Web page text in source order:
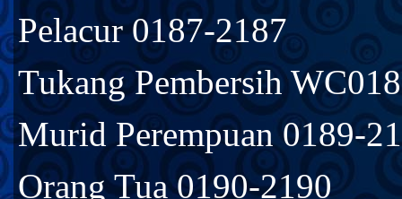
Pelacur 0187-2187
Tukang Pembersih
Murid Perempuan 0189-
Orang Tua 0190-2190